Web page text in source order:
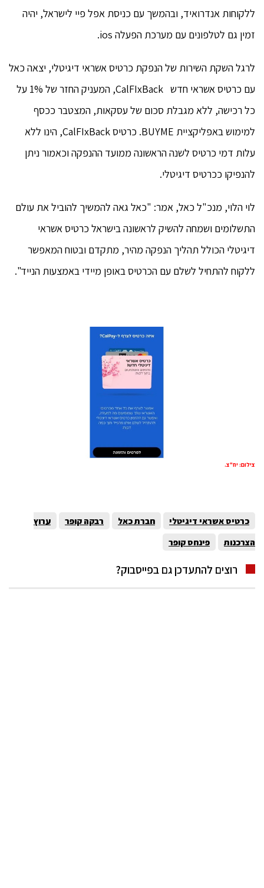
ללקוחות אנדרואיד, ובהמשך עם כניסת אפל פיי לישראל, יהיה
זמין גם לטלפונים עם מערכת הפעלה ios.
לרגל השקת השירות של הנפקת כרטיס אשראי דיגיטלי, יצאה כאל
עם כרטיס אשראי חדש CalFIxBack, המעניק החזר של 1% על
כל רכישה, ללא מגבלת סכום של עסקאות, המצטבר ככסף
למימוש באפליקציית BUYME. כרטיס CalFIxBack, הינו ללא
עלות דמי כרטיס לשנה הראשונה ממועד ההנפקה וכאמור ניתן
להנפיקו ככרטיס דיגיטלי.
לוי הלוי, מנכ"ל כאל, אמר: "כאל גאה להמשיך להוביל את עולם
התשלומים ושמחה להשיק לראשונה בישראל כרטיס אשראי
דיגיטלי הכולל תהליך הנפקה מהיר, מתקדם ובטוח המאפשר
ללקוח להתחיל לשלם עם הכרטיס באופן מיידי באמצעות הנייד".
צילום: יח"צ.
כרטיס אשראי דיגיטלי חברת כאל רבקה קופר
ערוץ
הצרכנות
פינחס קופר
רוצים להתעדכן גם בפייסבוק?